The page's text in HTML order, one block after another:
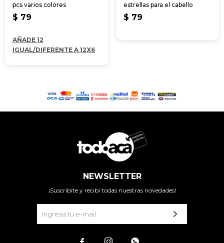
pcs varios colores
$ 79
AÑADE 12
IGUAL/DIFERENTE A 12X6
estrellas para el cabello
$ 79
NEWSLETTER
¡Suscribite y recibí todas nuestras novedades!
  